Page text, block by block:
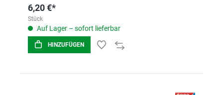
6,20 €*
Stück
Auf Lager – sofort lieferbar
HINZUFÜGEN